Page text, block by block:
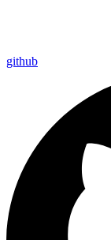
github